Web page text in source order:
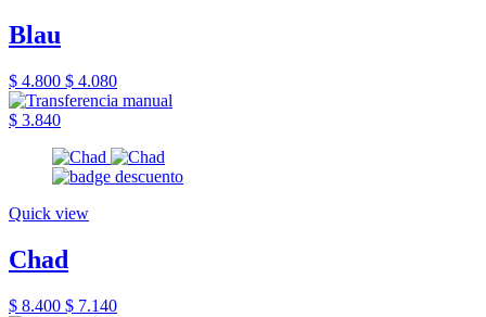
Blau
$ 4.800 $ 4.080
$ 3.840
Quick view
Chad
$ 8.400 $ 7.140